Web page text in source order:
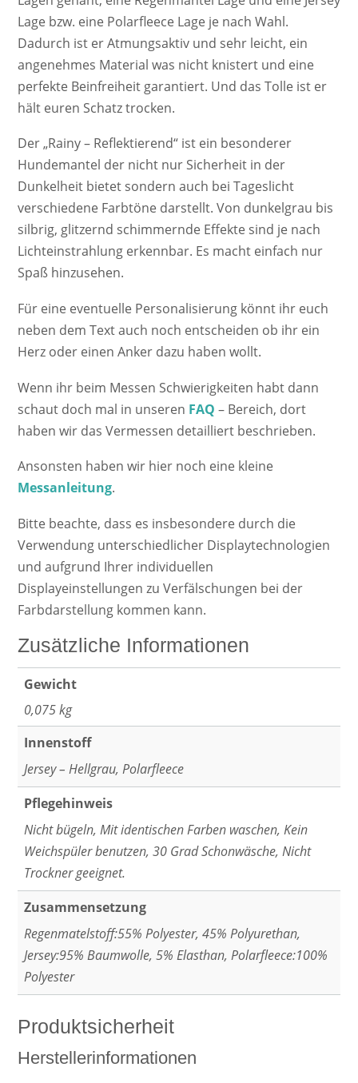
Lage bzw. eine Polarfleece Lage je nach Wahl.
Dadurch ist er Atmungsaktiv und sehr leicht, ein
angenehmes Material was nicht knistert und eine
perfekte Beinfreiheit garantiert. Und das Tolle ist er
hält euren Schatz trocken.
Der „Rainy – Reflektierend“ ist ein besonderer
Hundemantel der nicht nur Sicherheit in der
Dunkelheit bietet sondern auch bei Tageslicht
verschiedene Farbtöne darstellt. Von dunkelgrau bis
silbrig, glitzernd schimmernde Effekte sind je nach
Lichteinstrahlung erkennbar. Es macht einfach nur
Spaß hinzusehen.
Für eine eventuelle Personalisierung könnt ihr euch
neben dem Text auch noch entscheiden ob ihr ein
Herz oder einen Anker dazu haben wollt.
Wenn ihr beim Messen Schwierigkeiten habt dann
schaut doch mal in unseren FAQ – Bereich, dort
haben wir das Vermessen detailliert beschrieben.
Ansonsten haben wir hier noch eine kleine
Messanleitung.
Bitte beachte, dass es insbesondere durch die
Verwendung unterschiedlicher Displaytechnologien
und aufgrund Ihrer individuellen
Displayeinstellungen zu Verfälschungen bei der
Farbdarstellung kommen kann.
Zusätzliche Informationen
Gewicht
0,075 kg
Innenstoff
Jersey – Hellgrau, Polarfleece
Pflegehinweis
Nicht bügeln, Mit identischen Farben waschen, Kein
Weichspüler benutzen, 30 Grad Schonwäsche, Nicht
Trockner geeignet.
Zusammensetzung
Regenmatelstoff:55% Polyester, 45% Polyurethan,
Jersey:95% Baumwolle, 5% Elasthan, Polarfleece:100%
Polyester
Produktsicherheit
Herstellerinformationen